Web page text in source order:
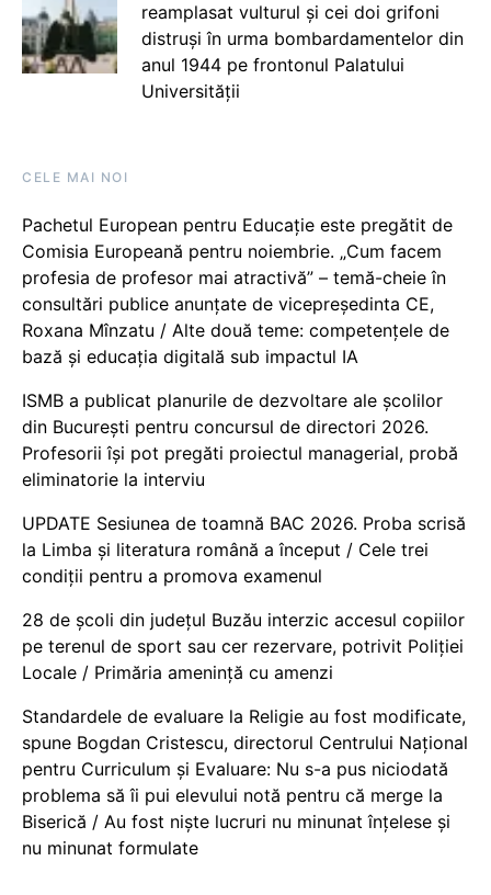
reamplasat vulturul și cei doi grifoni
distruși în urma bombardamentelor din
anul 1944 pe frontonul Palatului
Universității
CELE MAI NOI
Pachetul European pentru Educație este pregătit de
Comisia Europeană pentru noiembrie. „Cum facem
profesia de profesor mai atractivă” – temă-cheie în
consultări publice anunțate de vicepreședinta CE,
Roxana Mînzatu / Alte două teme: competențele de
bază și educația digitală sub impactul IA
ISMB a publicat planurile de dezvoltare ale școlilor
din București pentru concursul de directori 2026.
Profesorii își pot pregăti proiectul managerial, probă
eliminatorie la interviu
UPDATE Sesiunea de toamnă BAC 2026. Proba scrisă
la Limba și literatura română a început / Cele trei
condiții pentru a promova examenul
28 de școli din județul Buzău interzic accesul copiilor
pe terenul de sport sau cer rezervare, potrivit Poliției
Locale / Primăria amenință cu amenzi
Standardele de evaluare la Religie au fost modificate,
spune Bogdan Cristescu, directorul Centrului Național
pentru Curriculum și Evaluare: Nu s-a pus niciodată
problema să îi pui elevului notă pentru că merge la
Biserică / Au fost niște lucruri nu minunat înțelese și
nu minunat formulate